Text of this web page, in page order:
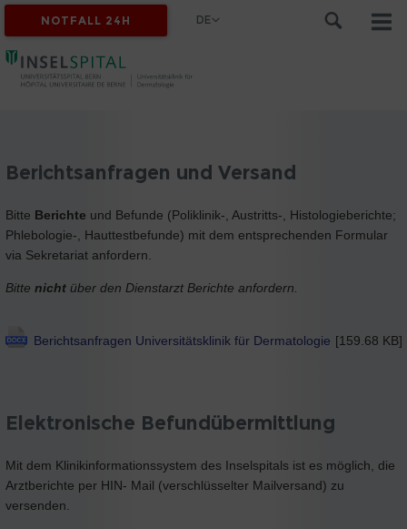
NOTFALL 24H DE
Berichtsanfragen und Versand
Bitte Berichte und Befunde (Poliklinik-, Austritts-, Histologieberichte;
Phlebologie-, Hauttestbefunde) mit dem entsprechenden Formular
via Sekretariat anfordern.
Bitte nicht über den Dienstarzt Berichte anfordern.
Berichtsanfragen Universitätsklinik für Dermatologie [159.68 KB]
Elektronische Befundübermittlung
Mit dem Klinikinformationssystem des Inselspitals ist es möglich, die
Arztberichte per HIN- Mail (verschlüsselter Mailversand) zu
versenden.